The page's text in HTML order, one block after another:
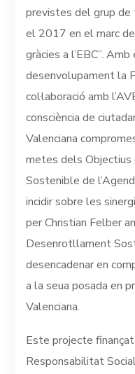
previstes del grup
el 2017 en el marc
gràcies a l’EBC”.
desenvolupament la
col·laboració amb
consciència de
Valenciana
metes dels
Sostenible de
incidir sobre les
per Christian Felber
Desenrotllament
desencadenar en
a la seua posada en
Valenciana.
Este projecte
Responsabilitat